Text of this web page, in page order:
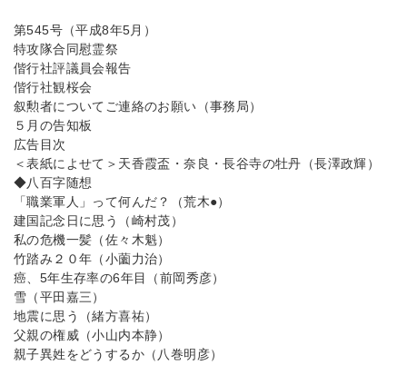
第545号（平成8年5月）
特攻隊合同慰霊祭
偕行社評議員会報告
偕行社観桜会
叙勲者についてご連絡のお願い（事務局）
５月の告知板
広告目次
＜表紙によせて＞天香霞盃・奈良・長谷寺の牡丹（長澤政輝）
◆八百字随想
「職業軍人」って何んだ？（荒木●）
建国記念日に思う（崎村茂）
私の危機一髪（佐々木魁）
竹踏み２０年（小薗力治）
癌、5年生存率の6年目（前岡秀彦）
雪（平田嘉三）
地震に思う（緒方喜祐）
父親の権威（小山内本静）
親子異姓をどうするか（八巻明彦）